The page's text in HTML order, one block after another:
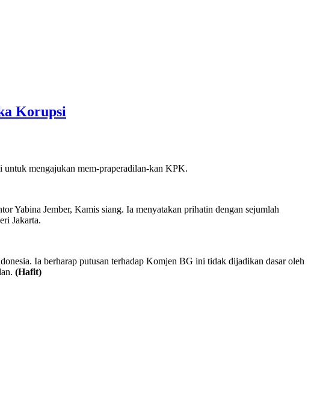
Korupsi
mengajukan mem-praperadilan-kan KPK.
Yabina Jember, Kamis siang. Ia menyatakan prihatin dengan sejumlah
Jakarta.
Ia berharap putusan terhadap Komjen BG ini tidak dijadikan dasar oleh
(Hafit)